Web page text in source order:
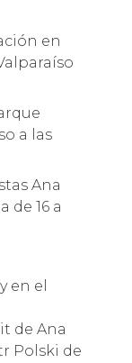
en
a las
Ana
de 16 a
en el
de Ana
Polski de